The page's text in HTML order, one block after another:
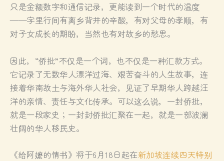
只是金额数字和通信记录，更能读到一个时代的温度
——字里行间有离乡背井的辛酸，有对父母的孝顺，有
对子女成长的期盼，当然也有对故乡的愁思。
因此，“侨批”不仅是一个词，也不仅是一种汇款方式。
它记录了无数华人漂洋过海、艰苦奋斗的人生故事，连
接着华南故土与海外华人社会，见证了早期华人跨越汪
洋的亲情、责任与文化传承。可以这么说，一封侨批，
就是一段家史；一封封侨批汇聚在一起，就是一部波澜
壮阔的华人移民史。
《给阿嬷的情书》将于6月18日起在新加坡连续四天特别